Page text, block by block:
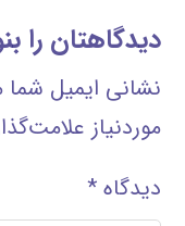
دیدگاهتان را
نشانی ایمیل
موردنیاز
دیدگاه*